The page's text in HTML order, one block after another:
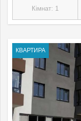
Кімнат: 1
КВАРТИРА